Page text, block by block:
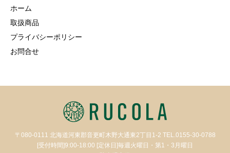
ホーム
取扱商品
プライバシーポリシー
お問合せ
〒080-0111 北海道河東郡音更町木野大通東2丁目1-2 TEL.0155-30-0788
[受付時間]9:00-18:00 [定休日]毎週火曜日・第1・3月曜日